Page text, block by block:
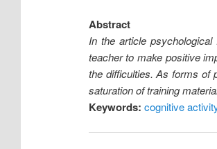
Abstract
In the article
teacher to make positive
the difficulties. As forms of
saturation of training
Keywords: cognitive